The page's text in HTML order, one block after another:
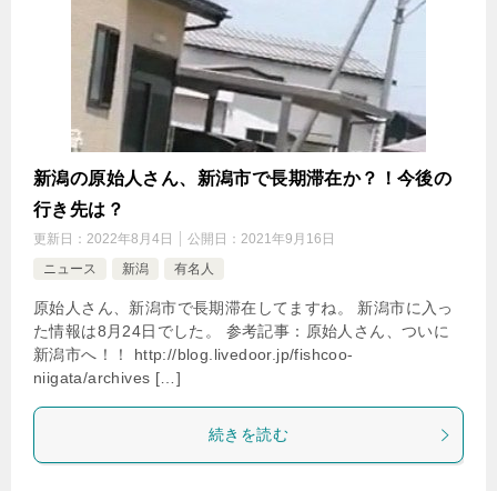
新潟の原始人さん、新潟市で長期滞在か？！今後の
行き先は？
更新日： 2022年8月4日 公開日： 2021年9月16日
ニュース
新潟 有名人
原始人さん、新潟市で長期滞在してますね。 新潟市に入っ
た情報は8月24日でした。 参考記事：原始人さん、ついに
新潟市へ！！ http://blog.livedoor.jp/fishcoo-
niigata/archives […]
続きを読む